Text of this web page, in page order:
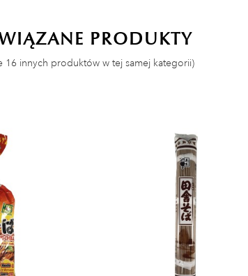
PRODUKTY
16 innych produktów w tej samej kategorii)